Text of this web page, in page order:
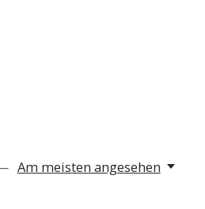
Am meisten angesehen